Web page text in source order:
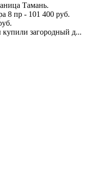
Тамань.
8 пр - 101 400 руб.
загородный д...